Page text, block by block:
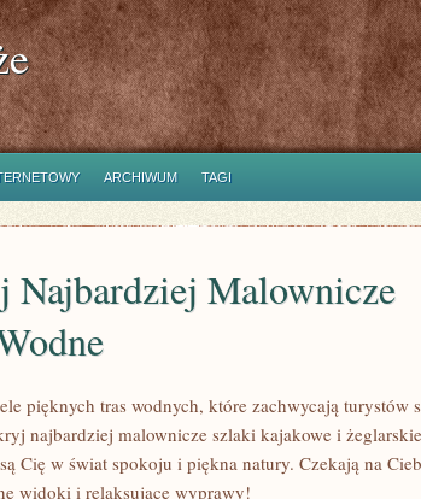
ARCHIWUM TAGI
Najbardziej Malownicze
pięknych tras wodnych, które zachwycają turystów
najbardziej malownicze szlaki kajakowe i
Cię w świat spokoju i piękna natury. Czekają na
widoki i relaksujące wyprawy!